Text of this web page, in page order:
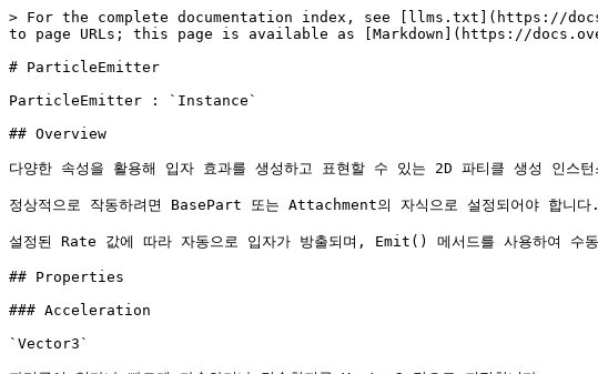
> For the complete documentation index, see [llms.txt](https://
to page URLs; this page is available as [Markdown](https://
# ParticleEmitter
ParticleEmitter : `Instance`
## Overview
다양한 속성을 활용해 입자 효과를 생성하고 표현할 수 있는 2D 파티클 생성 인스턴
정상적으로 작동하려면 BasePart 또는 Attachment의 자식으로 설정되어야 합니다.
설정된 Rate 값에 따라 자동으로 입자가 방출되며, Emit() 메서드를 사용하여 수
## Properties
### Acceleration
`Vector3`